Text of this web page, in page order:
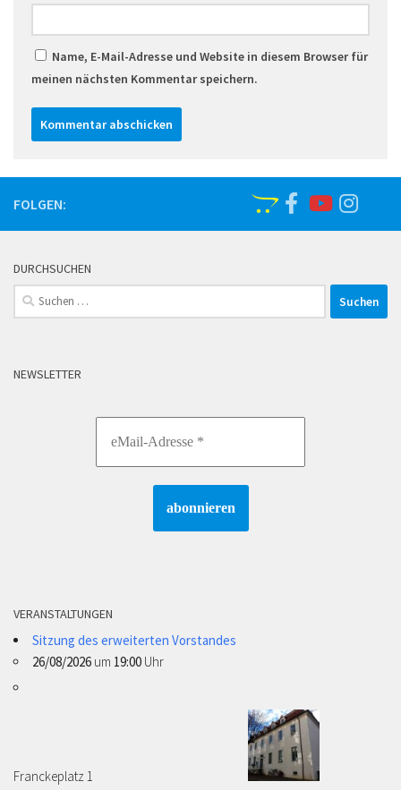
Name, E-Mail-Adresse und Website in diesem Browser für
meinen nächsten Kommentar speichern.
FOLGEN:
DURCHSUCHEN
Suchen
nach:
NEWSLETTER
VERANSTALTUNGEN
Sitzung des erweiterten Vorstandes
26/08/2026 um 19:00 Uhr
Franckeplatz 1 ­­­­